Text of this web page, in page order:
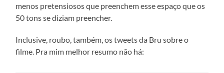
menos pretensiosos que preenchem esse espaço que os
50 tons se diziam preencher.
Inclusive, roubo, também, os tweets da Bru sobre o
filme. Pra mim melhor resumo não há: